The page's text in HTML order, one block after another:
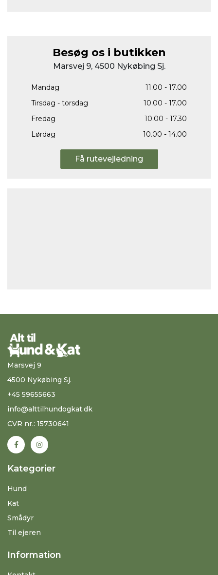
Besøg os i butikken
Marsvej 9, 4500 Nykøbing Sj.
Mandag
11.00 - 17.00
Tirsdag - torsdag
10.00 - 17.00
Fredag
10.00 - 17.30
Lørdag
10.00 - 14.00
Få rutevejledning
Marsvej 9
4500 Nykøbing Sj.
+45 59655663
info@alttilhundogkat.dk
CVR nr.: 15730641
Kategorier
Hund
Kat
Smådyr
Til ejeren
Information